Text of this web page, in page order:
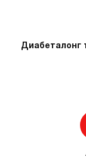
Диабеталонг